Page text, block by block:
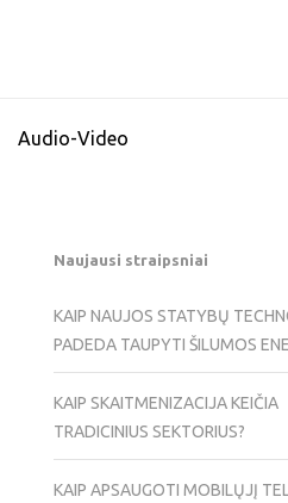
Audio-Video
Naujausi straipsniai
KAIP NAUJOS STATYBŲ
PADEDA TAUPYTI ŠILUMOS
KAIP SKAITMENIZACIJA KEIČIA
TRADICINIUS SEKTORIUS?
KAIP APSAUGOTI MOBILŲJĮ